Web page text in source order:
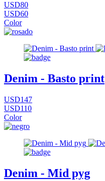
USD80
USD60
Color
Denim - Basto print
USD147
USD110
Color
Denim - Mid pyg